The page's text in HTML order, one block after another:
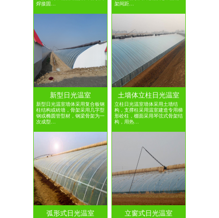
焊接固…
架间距…
新型日光温室
新型日光温室墙体采用复合板钢
柱结构或砖墙，骨架采用几字型
钢或椭圆管型材，钢梁骨架为一
次成型…
土墙体立柱日光温室
立柱日光温室墙体采用土墙结
构，支撑柱采用温室建造专用梯
形砼柱，棚面采用琴弦式骨架结
构，用热…
弧形式日光温室 立窗式日光温室